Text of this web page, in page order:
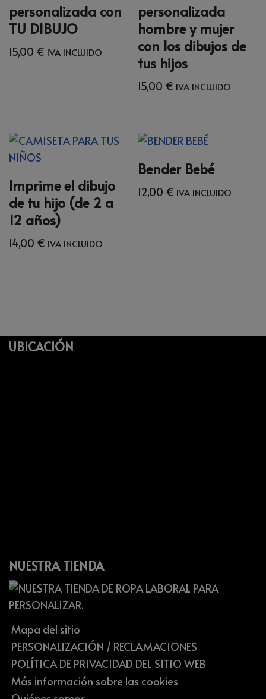
personalizada con
TU DIBUJO
15,00 € IVA INCLUIDO
personalizada
hombre y mujer
con los dibujos de
tus hijos
15,00 € IVA INCLUIDO
Imprime el dibujo
de tu hijo (de 2 a
12 años)
14,00 € IVA INCLUIDO
Bender Bebé
12,00 € IVA INCLUIDO
UBICACIÓN
NUESTRA TIENDA
Mapa del sitio
PERSONALIZACIÓN / RECLAMACIONES
POLÍTICA DE PRIVACIDAD DEL SITIO WEB
Más información sobre las cookies